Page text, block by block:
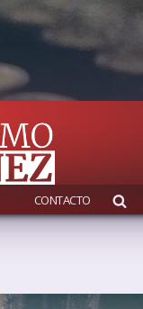
CONTACTO